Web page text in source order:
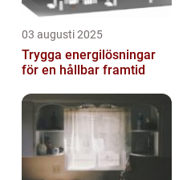
03 augusti 2025
Trygga energilösningar
för en hållbar framtid